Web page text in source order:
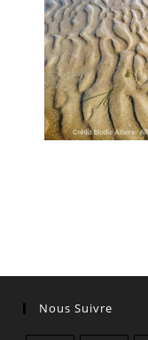
Nous Suivre